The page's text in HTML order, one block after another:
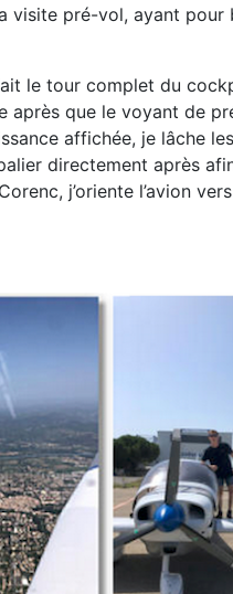
visite pré-vol, ayant pour
le tour complet du
après que le voyant de
affichée, je lâche
directement après
j’oriente l’avion